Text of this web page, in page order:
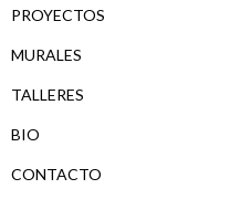
PROYECTOS
MURALES
TALLERES
BIO
CONTACTO